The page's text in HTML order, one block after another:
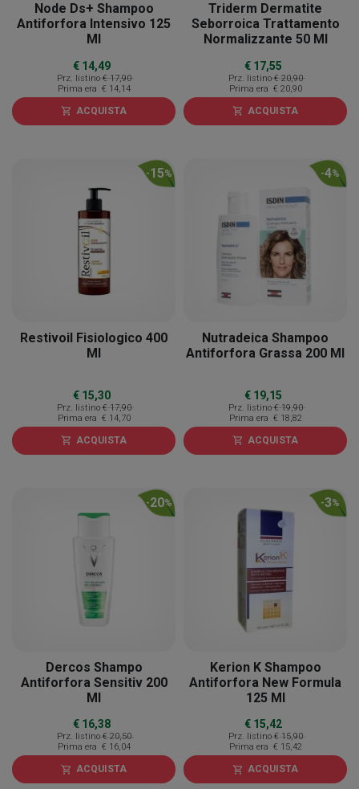
Node Ds+ Shampoo
Antiforfora Intensivo 125
Ml
€ 14,49
Prz. listino € 17,90
Prima era € 14,14
shopping_cart ACQUISTA
Triderm Dermatite
Seborroica Trattamento
Normalizzante 50 Ml
€ 17,55
Prz. listino € 20,90
Prima era € 20,90
shopping_cart ACQUISTA
-15%
Restivoil Fisiologico 400
Ml
€ 15,30
Prz. listino € 17,90
Prima era € 14,70
shopping_cart ACQUISTA
-4%
Nutradeica Shampoo
Antiforfora Grassa 200 Ml
€ 19,15
Prz. listino € 19,90
Prima era € 18,82
shopping_cart ACQUISTA
-20%
Dercos Shampo
Antiforfora Sensitiv 200
Ml
€ 16,38
Prz. listino € 20,50
Prima era € 16,04
shopping_cart ACQUISTA
-3%
Kerion K Shampoo
Antiforfora New Formula
125 Ml
€ 15,42
Prz. listino € 15,90
Prima era € 15,42
shopping_cart ACQUISTA